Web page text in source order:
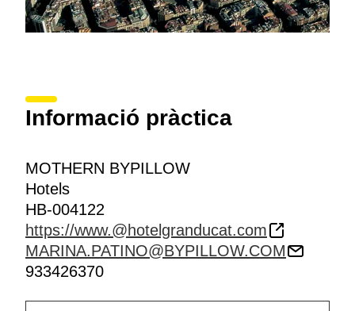
Informació pràctica
MOTHERN BYPILLOW
Hotels
HB-004122
https://www.@hotelgranducat.com
MARINA.PATINO@BYPILLOW.COM
933426370